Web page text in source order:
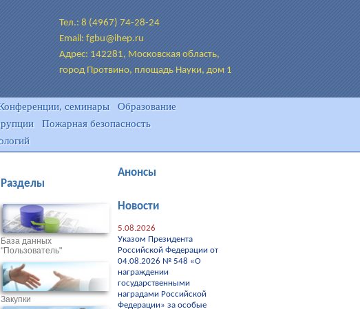
Тел.: 8 (4967) 74-28-24
Email: fgbu@ihep.ru
Адрес: 142281, Московская область,
город Протвино, площадь Науки, дом 1
семинары
Образование
Пожарная безопасность
Разделы
База данных
"Пользователь"
Закупки
Анонсы
Новости
5.08.2026
Указом Президента
Российской Федерации от
04.08.2026 № 548 «О
награждении
государственными
наградами Российской
Федерации» за особые